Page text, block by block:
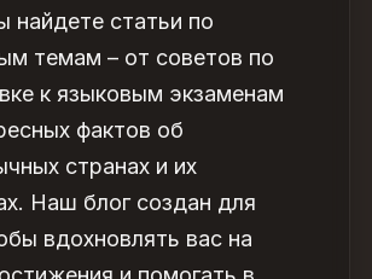
найдете статьи по
темам – от советов по
к языковым экзаменам
фактов об
странах и их
Наш блог создан для
вдохновлять вас на